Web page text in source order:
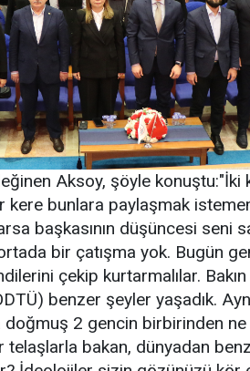
Aksoy, şöyle konuştu:"İki
kere bunlara paylaşmak
başkasının düşüncesi seni
bir çatışma yok. Bugün
çekip kurtarmalılar.
benzer şeyler yaşadık.
doğmuş 2 gencin birbirinden
telaşlarla bakan, dünyadan